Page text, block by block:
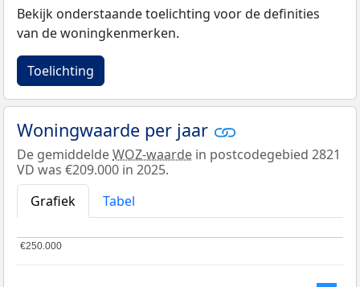
Bekijk onderstaande toelichting voor de definities
van de woningkenmerken.
Toelichting
Woningwaarde per jaar
De gemiddeldeWOZ-waarde in postcodegebied 2821
VD was €209.000 in 2025.
Grafiek
Tabel
€250.000
€250.000